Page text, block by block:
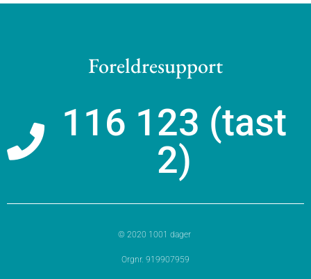
Foreldresupport
116 123 (tast
2)
© 2020 1001 dager
Orgnr. 919907959